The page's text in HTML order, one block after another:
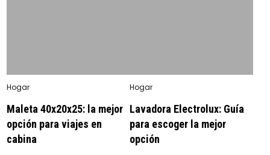
Posted
Hogar
Maleta 40x20x25: la mejor
opción para viajes en
cabina
Posted
Hogar
Lavadora Electrolux: Guía
para escoger la mejor
opción